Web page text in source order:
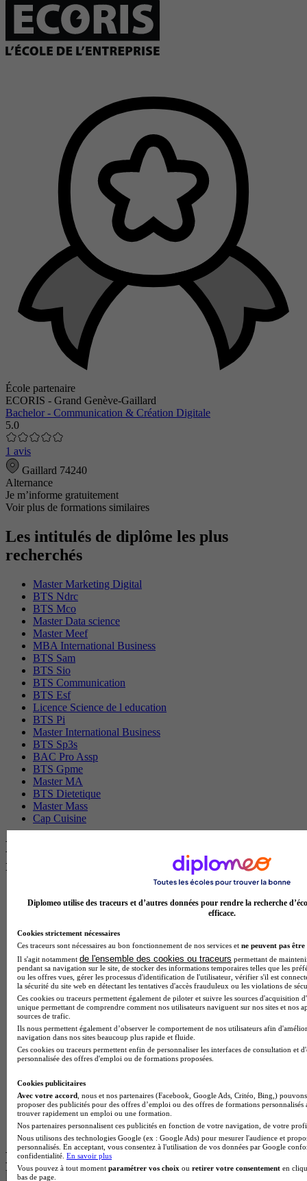
École partenaire
ECORIS - Grand Genève-Gaillard
Bachelor - Communication & Création Digitale
5.0
1 avis
Gaillard 74240
Alternance
Je m’informe gratuitement
Voir plus de formations similaires
Les intitulés de diplôme les plus
recherchés
Master Marketing Digital
BTS Ndrc
BTS Mco
Master Data science
Master Meef
MBA International Business
BTS Sam
BTS Sio
BTS Communication
BTS Esf
Licence Science de l education
BTS Pi
Master International Business
BTS Sp3s
BAC Pro Assp
BTS Gpme
Master MA
BTS Dietetique
Master Mass
Cap Cuisine
Les intitulés de diplôme par ville les plus
recherchés
Prépa Medecine à Paris
Master Psychologie à Lyon
Licence Psychologie à Toulouse
Master Psychologie à Lille
Master Psychologie à Montpellier
Master Psychologie à Paris
Master Meef à Lyon
Master Meef à Paris
BTS Tourisme à Bordeaux
BTS Tourisme à Lyon
BTS Tourisme à Paris
BTS Tourisme à Toulouse
Master Informatique à Paris
BTS Communication à Bordeaux
Master Psychologie à Angers
BTS Communication à Lyon
BTS Ndrc à Lyon
Les intitulés de diplôme par alternance
les plus recherchés
Diplomeo utilise des traceurs et d’autres données pour rendre la recherche
efficace.
Cookies strictement nécessaires
Ces traceurs sont nécessaires au bon fonctionnement de nos services et ne peuvent pas être
Il s'agit notamment de l'ensemble des cookies ou traceurs permettant de
pendant sa navigation sur le site, de stocker des informations temporaires telles que les
ou les offres vues, gérer les processus d'identification de l'utilisateur, vérifier s'il est
la sécurité du site web en détectant les tentatives d'accès frauduleux ou les violations de
Ces cookies ou traceurs permettent également de piloter et suivre les sources d'acquisition
unique permettant de comprendre comment nos utilisateurs naviguent sur nos sites et nos
sources de trafic.
Ils nous permettent également d’observer le comportement de nos utilisateurs afin
navigation dans nos sites beaucoup plus rapide et fluide.
Ces cookies ou traceurs permettent enfin de personnaliser les interfaces de consultation et
personnalisée des offres d'emploi ou de formations proposées.
Cookies publicitaires
Avec votre accord , nous et nos partenaires (Facebook, Google Ads, Critéo, Bing,)
proposer des publicités pour des offres d’emploi ou des offres de formations
trouver rapidement un emploi ou une formation.
Nos partenaires personnalisent ces publicités en fonction de votre navigation, de votre
Nous utilisons des technologies Google (ex : Google Ads) pour mesurer l'audience et
personnalisés. En acceptant, vous consentez à l'utilisation de vos données par Google
confidentialité. En savoir plus
Vous pouvez à tout moment paramétrer vos choix ou retirer votre consentement en
bas de page.